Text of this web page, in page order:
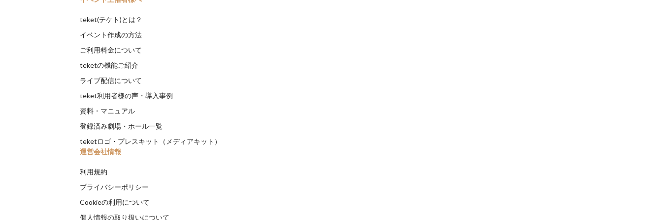
teket(テケト)とは？
イベント作成の方法
ご利用料金について
teketの機能ご紹介
ライブ配信について
teket利用者様の声・導入事例
資料・マニュアル
登録済み劇場・ホール一覧
teketロゴ・プレスキット（メディアキット）
運営会社情報
利用規約
プライバシーポリシー
Cookieの利用について
個人情報の取り扱いについて